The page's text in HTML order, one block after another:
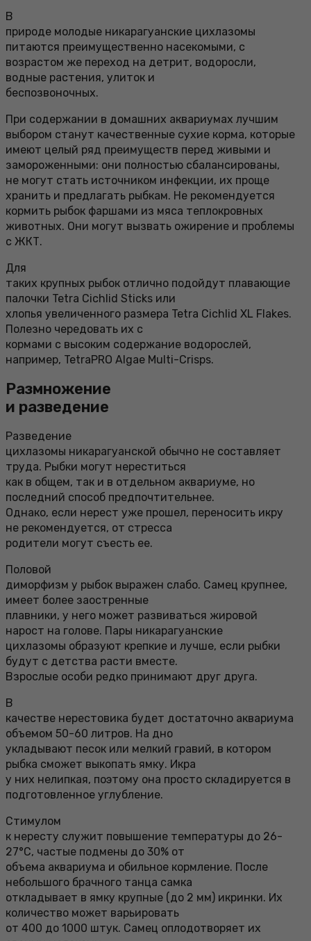
В
природе молодые никарагуанские цихлазомы
питаются преимущественно насекомыми, с
возрастом же переход на детрит, водоросли,
водные растения, улиток и
беспозвоночных.
При содержании в домашних аквариумах лучшим
выбором станут качественные сухие корма, которые
имеют целый ряд преимуществ перед живыми и
замороженными: они полностью сбалансированы,
не могут стать источником инфекции, их проще
хранить и предлагать рыбкам. Не рекомендуется
кормить рыбок фаршами из мяса теплокровных
животных. Они могут вызвать ожирение и проблемы
с ЖКТ.
Для
таких крупных рыбок отлично подойдут плавающие
палочки Tetra Cichlid Sticks или
хлопья увеличенного размера Tetra Cichlid XL Flakes.
Полезно чередовать их с
кормами с высоким содержание водорослей,
например, TetraPRO Algae Multi-Crisps.
Размножение
и разведение
Разведение
цихлазомы никарагуанской обычно не составляет
труда. Рыбки могут нереститься
как в общем, так и в отдельном аквариуме, но
последний способ предпочтительнее.
Однако, если нерест уже прошел, переносить икру
не рекомендуется, от стресса
родители могут съесть ее.
Половой
диморфизм у рыбок выражен слабо. Самец крупнее,
имеет более заостренные
плавники, у него может развиваться жировой
нарост на голове. Пары никарагуанские
цихлазомы образуют крепкие и лучше, если рыбки
будут с детства расти вместе.
Взрослые особи редко принимают друг друга.
В
качестве нерестовика будет достаточно аквариума
объемом 50-60 литров. На дно
укладывают песок или мелкий гравий, в котором
рыбка сможет выкопать ямку. Икра
у них нелипкая, поэтому она просто складируется в
подготовленное углубление.
Стимулом
к нересту служит повышение температуры до 26-
27°С, частые подмены до 30% от
объема аквариума и обильное кормление. После
небольшого брачного танца самка
откладывает в ямку крупные (до 2 мм) икринки. Их
количество может варьировать
от 400 до 1000 штук. Самец оплодотворяет их